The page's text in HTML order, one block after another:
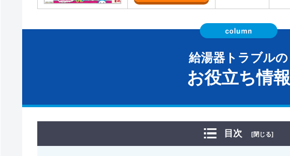
給湯器トラブルの
お役立ち情報
目次 [閉じる]